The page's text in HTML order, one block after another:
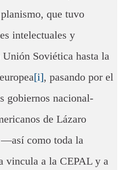
que tuvo
intelectuales y
Soviética hasta la
[i], pasando por el
gobiernos nacional-
de Lázaro
—así como toda la
vincula a la CEPAL y a